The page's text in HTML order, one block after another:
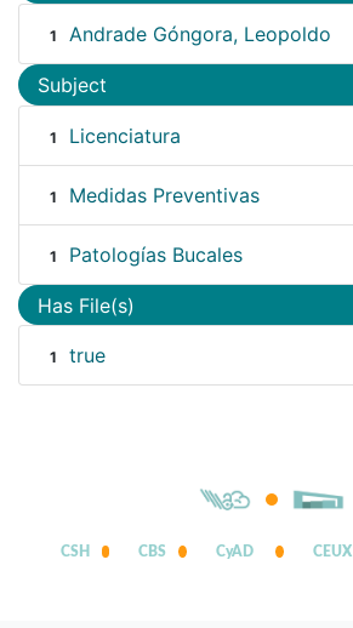
1 Andrade Góngora, Leopoldo
Subject
1 Licenciatura
1 Medidas Preventivas
1 Patologías Bucales
Has File(s)
1 true
CSH CBS CyAD CEUX